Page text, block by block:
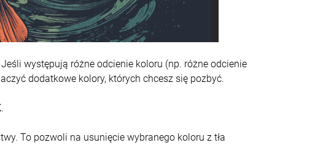
występują różne odcienie koloru (np. różne odcienie
dodatkowe kolory, których chcesz się pozbyć.
.
To pozwoli na usunięcie wybranego koloru z tła